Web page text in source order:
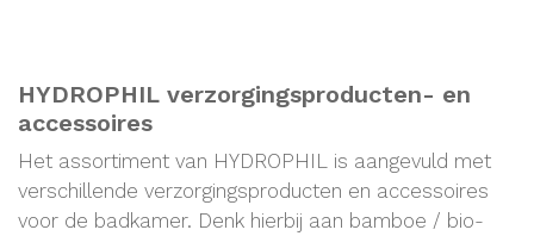
HYDROPHIL verzorgingsproducten- en
accessoires
Het assortiment van HYDROPHIL is aangevuld met
verschillende verzorgingsproducten en accessoires
voor de badkamer. Denk hierbij aan bamboe / bio-